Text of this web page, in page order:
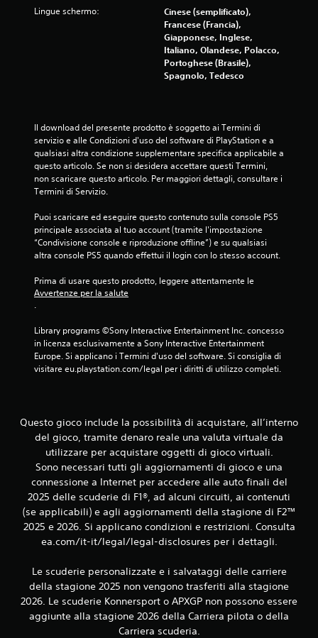
e
r
a
p
i
d
a
m
n
t
e
o
n
t
o
u
n
t
e
l
i
m
i
t
e
G
o
c
a
b
Lingue schermo:
Cinese (semplificato),
Francese (Francia),
Giapponese, Inglese,
Italiano, Olandese, Polacco,
Portoghese (Brasile),
Spagnolo, Tedesco
Il download del presente prodotto è soggetto ai Termini di
servizio e alle Condizioni d'uso del software di PlayStation e a
qualsiasi altra condizione supplementare specifica applicabile a
questo articolo. Se non si desidera accettare questi Termini,
non scaricare questo articolo. Per maggiori dettagli, consultare i
Termini di Servizio.
Puoi scaricare ed eseguire questo contenuto sulla console PS5
principale associata al tuo account (tramite l'impostazione
“Condivisione console e riproduzione offline”) e su qualsiasi
altra console PS5 quando effettui il login con lo stesso account.
Prima di usare questo prodotto, leggere attentamente le
Avvertenze per la salute
.
Library programs ©Sony Interactive Entertainment Inc. concesso
in licenza esclusivamente a Sony Interactive Entertainment
Europe. Si applicano i Termini d'uso del software. Si consiglia di
visitare eu.playstation.com/legal per i diritti di utilizzo completi.
Questo gioco include la possibilità di acquistare, all’interno
del gioco, tramite denaro reale una valuta virtuale da
utilizzare per acquistare oggetti di gioco virtuali.
Sono necessari tutti gli aggiornamenti di gioco e una
connessione a Internet per accedere alle auto finali del
2025 delle scuderie di F1®, ad alcuni circuiti, ai contenuti
(se applicabili) e agli aggiornamenti della stagione di F2™
2025 e 2026. Si applicano condizioni e restrizioni. Consulta
ea.com/it-it/legal/legal-disclosures per i dettagli.
Le scuderie personalizzate e i salvataggi delle carriere
della stagione 2025 non vengono trasferiti alla stagione
2026. Le scuderie Konnersport o APXGP non possono essere
aggiunte alla stagione 2026 della Carriera pilota o della
Carriera scuderia.